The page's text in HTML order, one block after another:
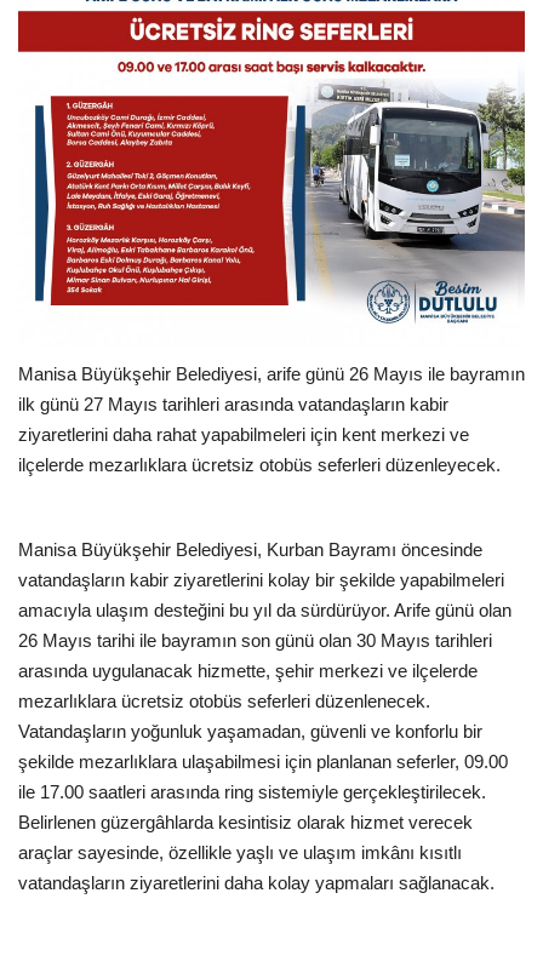
Manisa Büyükşehir Belediyesi, arife günü 26 Mayıs ile bayramın
ilk günü 27 Mayıs tarihleri arasında vatandaşların kabir
ziyaretlerini daha rahat yapabilmeleri için kent merkezi ve
ilçelerde mezarlıklara ücretsiz otobüs seferleri düzenleyecek.
Manisa Büyükşehir Belediyesi, Kurban Bayramı öncesinde
vatandaşların kabir ziyaretlerini kolay bir şekilde yapabilmeleri
amacıyla ulaşım desteğini bu yıl da sürdürüyor. Arife günü olan
26 Mayıs tarihi ile bayramın son günü olan 30 Mayıs tarihleri
arasında uygulanacak hizmette, şehir merkezi ve ilçelerde
mezarlıklara ücretsiz otobüs seferleri düzenlenecek.
Vatandaşların yoğunluk yaşamadan, güvenli ve konforlu bir
şekilde mezarlıklara ulaşabilmesi için planlanan seferler, 09.00
ile 17.00 saatleri arasında ring sistemiyle gerçekleştirilecek.
Belirlenen güzergâhlarda kesintisiz olarak hizmet verecek
araçlar sayesinde, özellikle yaşlı ve ulaşım imkânı kısıtlı
vatandaşların ziyaretlerini daha kolay yapmaları sağlanacak.